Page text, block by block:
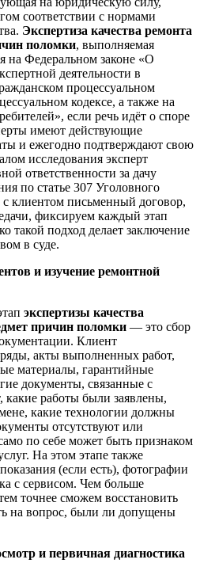
соответствии с нормами
Экспертиза качества ремонта
поломки, выполняемая
на Федеральном законе «О
деятельности в
процессуальном
кодексе, а также на
если речь идёт о споре
имеют действующие
и ежегодно подтверждают свою
исследования эксперт
ответственности за дачу
по статье 307 Уголовного
клиентом письменный договор,
фиксируем каждый этап
такой подход делает заключение
в суде.
и изучение ремонтной
экспертизы качества
причин поломки — это сбор
Клиент
акты выполненных работ,
материалы, гарантийные
документы, связанные с
какие работы были заявлены,
какие технологии должны
отсутствуют или
по себе может быть признаком
На этом этапе также
(если есть), фотографии
с сервисом. Чем больше
точнее сможем восстановить
на вопрос, были ли допущены
и первичная диагностика